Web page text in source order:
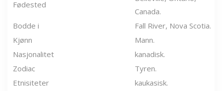
Fødested
Canada.
Bodde i
Fall River, Nova Scotia.
Kjønn
Mann.
Nasjonalitet
kanadisk.
Zodiac
Tyren.
Etnisiteter
kaukasisk.